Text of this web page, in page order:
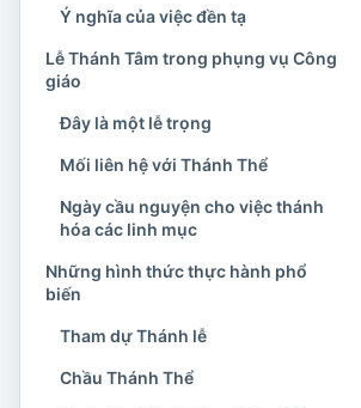
và sự hy sinh của
Trong cách hiểu của
Người đã sống giữa
Người đến gần người
thập giá, Người chấp
cứu độ.
Bởi vậy, Thánh Tâm
tình yêu thần linh
mạnh rằng lòng
không biến một biểu
giáo.
Ý nghĩa của việc đền tạ
Lễ Thánh Tâm trong phụng vụ Công
giáo
Đây là một lễ trọng
Mối liên hệ với Thánh Thể
Ngày cầu nguyện cho việc thánh
hóa các linh mục
Những hình thức thực hành phổ
biến
Tham dự Thánh lễ
Chầu Thánh Thể